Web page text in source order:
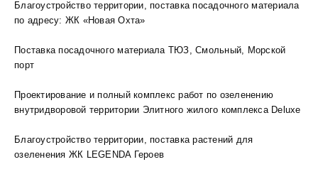
Благоустройство территории, поставка посадочного материала
по адресу: ЖК «Новая Охта»
Поставка посадочного материала ТЮЗ, Смольный, Морской
порт
Проектирование и полный комплекс работ по озеленению
внутридворовой территории Элитного жилого комплекса Deluxe
Благоустройство территории, поставка растений для
озеленения ЖК LEGENDA Героев